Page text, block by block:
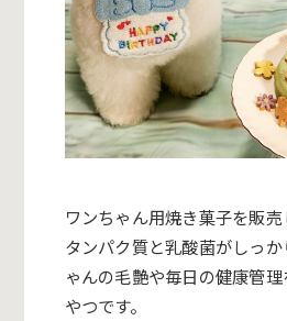
ワンちゃん用焼き菓子を販売
タンパク質と乳酸菌がしっ
ゃんの毛艶や毎日の健康管
やつです。